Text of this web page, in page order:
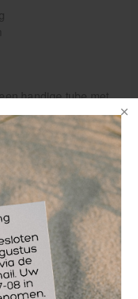
handige tube met
mee kunt
keer je spieren
of krijg extra korting